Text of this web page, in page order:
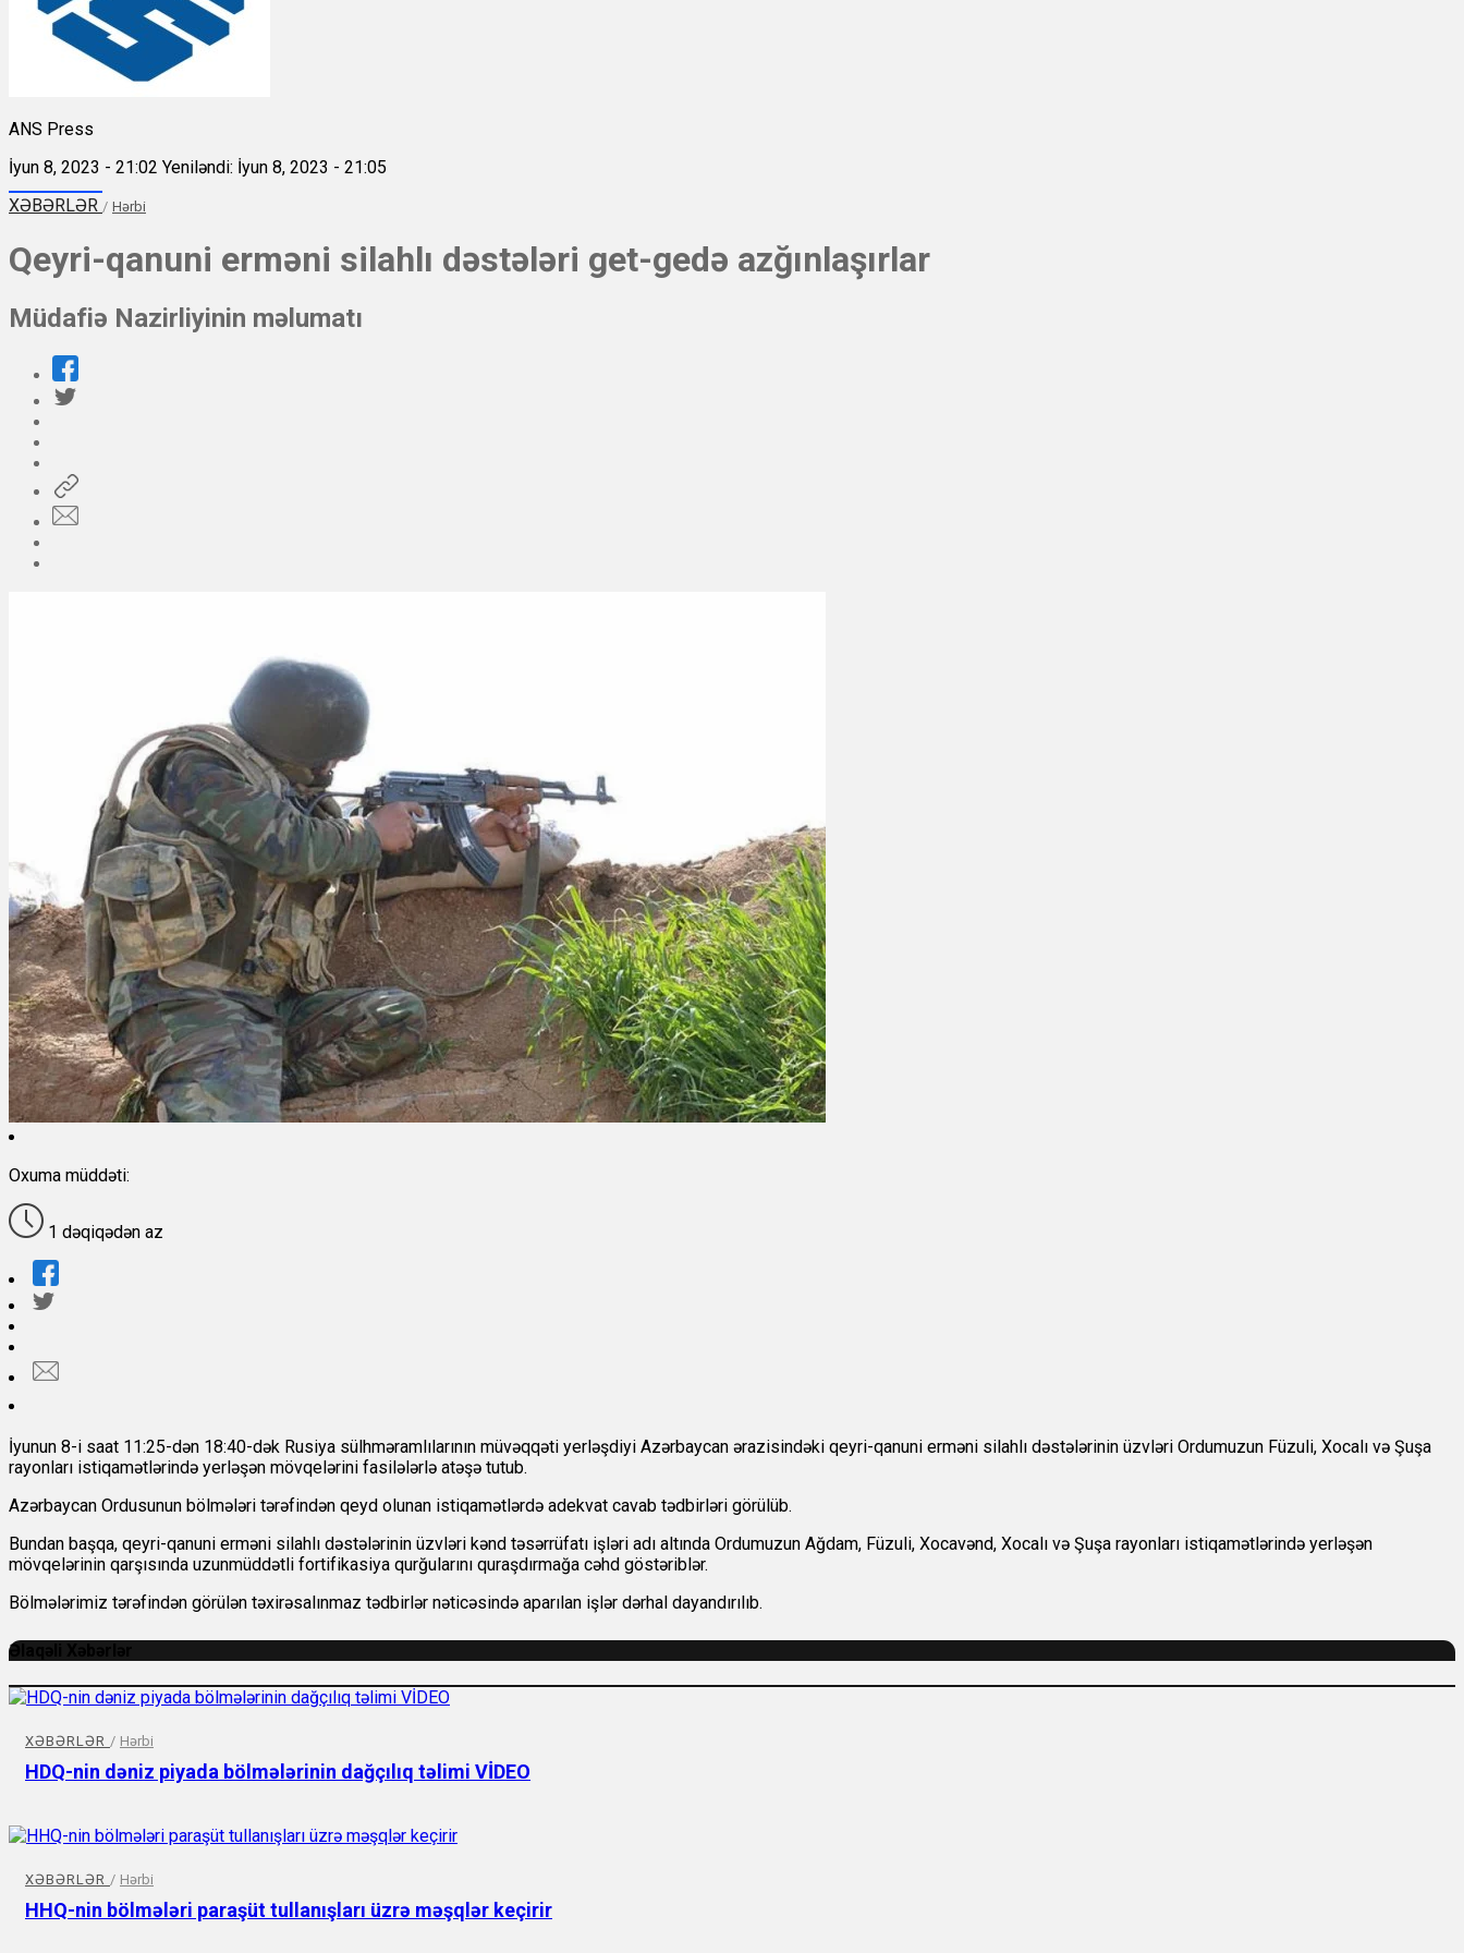
ANS Press
İyun 8, 2023 - 21:02 Yeniləndi: İyun 8, 2023 - 21:05
XƏBƏRLƏR / Hərbi
Qeyri-qanuni erməni silahlı dəstələri get-gedə azğınlaşırlar
Müdafiə Nazirliyinin məlumatı
Oxuma müddəti:
1 dəqiqədən az
İyunun 8-i saat 11:25-dən 18:40-dək Rusiya sülhməramlılarının müvəqqəti yerləşdiyi Azərbaycan ərazisindəki qeyri-qanuni erməni silahlı dəstələrinin üzvləri Ordumuzun Füzuli, Xocalı və Şuşa
rayonları istiqamətlərində yerləşən mövqelərini fasilələrlə atəşə tutub.
Azərbaycan Ordusunun bölmələri tərəfindən qeyd olunan istiqamətlərdə adekvat cavab tədbirləri görülüb.
Bundan başqa, qeyri-qanuni erməni silahlı dəstələrinin üzvləri kənd təsərrüfatı işləri adı altında Ordumuzun Ağdam, Füzuli, Xocavənd, Xocalı və Şuşa rayonları istiqamətlərində yerləşən
mövqelərinin qarşısında uzunmüddətli fortifikasiya qurğularını quraşdırmağa cəhd göstəriblər.
Bölmələrimiz tərəfindən görülən təxirəsalınmaz tədbirlər nəticəsində aparılan işlər dərhal dayandırılıb.
Əlaqəli Xəbərlər
XƏBƏRLƏR / Hərbi
HDQ-nin dəniz piyada bölmələrinin dağçılıq təlimi VİDEO
XƏBƏRLƏR / Hərbi
HHQ-nin bölmələri paraşüt tullanışları üzrə məşqlər keçirir